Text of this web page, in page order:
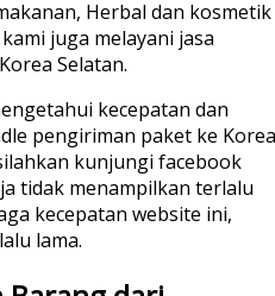
Herbal dan kosmetik
juga melayani jasa
Selatan.
kecepatan dan
pengiriman paket ke Korea
kunjungi facebook
tidak menampilkan terlalu
kecepatan website ini,
lama.